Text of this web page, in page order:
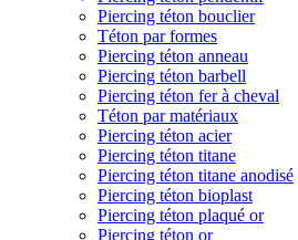
Piercing téton bouclier
Téton par formes
Piercing téton anneau
Piercing téton barbell
Piercing téton fer à cheval
Téton par matériaux
Piercing téton acier
Piercing téton titane
Piercing téton titane anodisé
Piercing téton bioplast
Piercing téton plaqué or
Piercing téton or